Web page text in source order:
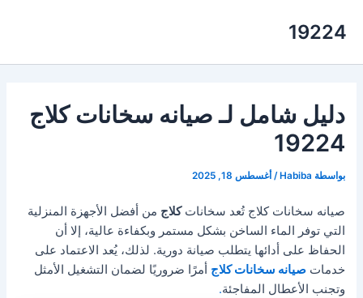
19224
دليل شامل لـ صيانه سخانات كلاج
19224
بواسطة Habiba
/أغسطس 18, 2025
صيانه سخانات كلاج تُعد سخاناتكلاج من أفضل الأجهزة المنزلية
التي توفر الماء الساخن بشكل مستمر وبكفاءة عالية، إلا أن
الحفاظ على أدائها يتطلب صيانة دورية. لذلك، يُعد الاعتماد على
خدماتصيانه سخانات كلاج أمرًا ضروريًا لضمان التشغيل الأمثل
وتجنب الأعطال المفاجئة.